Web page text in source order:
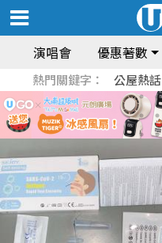
演唱會 優惠著數
熱門關鍵字： 公屋熱話